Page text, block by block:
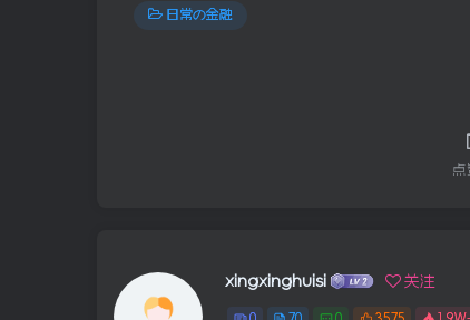
日常の金融
点
xingxinghuisi 关注